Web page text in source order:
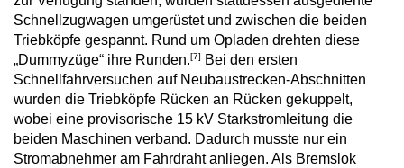
Schnellzugwagen umgerüstet und zwischen die beiden
Triebköpfe gespannt. Rund um Opladen drehten diese
„Dummyzüge“ ihre Runden.[7]
Bei den ersten
Schnellfahrversuchen auf Neubaustrecken-Abschnitten
wurden die Triebköpfe Rücken an Rücken gekuppelt,
wobei eine provisorische 15 kV Starkstromleitung die
beiden Maschinen verband. Dadurch musste nur ein
Stromabnehmer am Fahrdraht anliegen. Als Bremslok